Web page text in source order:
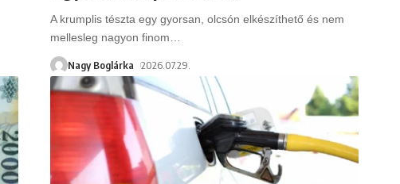
A krumplis tészta egy gyorsan, olcsón elkészíthető és nem
mellesleg nagyon finom
Nagy Boglárka 2026.07.29.